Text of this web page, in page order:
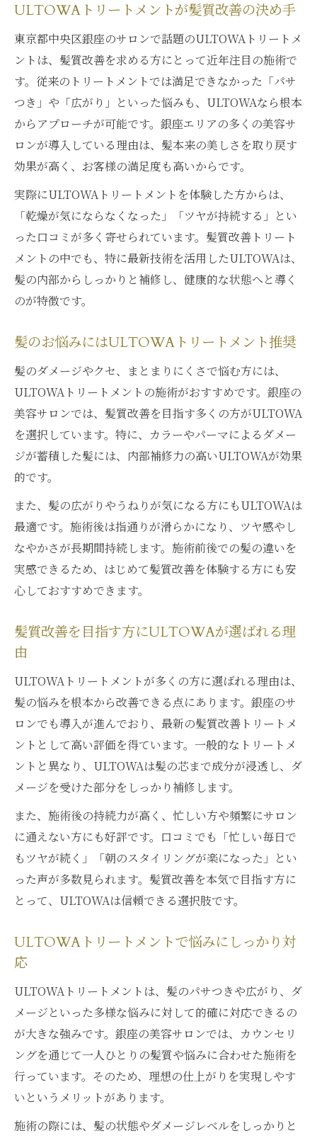
ULTOWAトリートメントが髪質改善の決め手
東京都中央区銀座のサロンで話題のULTOWAトリートメ
ントは、髪質改善を求める方にとって近年注目の施術で
す。従来のトリートメントでは満足できなかった「パサ
つき」や「広がり」といった悩みも、ULTOWAなら根本
からアプローチが可能です。銀座エリアの多くの美容サ
ロンが導入している理由は、髪本来の美しさを取り戻す
効果が高く、お客様の満足度も高いからです。
実際にULTOWAトリートメントを体験した方からは、
「乾燥が気にならなくなった」「ツヤが持続する」とい
った口コミが多く寄せられています。髪質改善トリート
メントの中でも、特に最新技術を活用したULTOWAは、
髪の内部からしっかりと補修し、健康的な状態へと導く
のが特徴です。
髪のお悩みにはULTOWAトリートメント推奨
髪のダメージやクセ、まとまりにくさで悩む方には、
ULTOWAトリートメントの施術がおすすめです。銀座の
美容サロンでは、髪質改善を目指す多くの方がULTOWA
を選択しています。特に、カラーやパーマによるダメー
ジが蓄積した髪には、内部補修力の高いULTOWAが効果
的です。
また、髪の広がりやうねりが気になる方にもULTOWAは
最適です。施術後は指通りが滑らかになり、ツヤ感やし
なやかさが長期間持続します。施術前後での髪の違いを
実感できるため、はじめて髪質改善を体験する方にも安
心しておすすめできます。
髪質改善を目指す方にULTOWAが選ばれる理
由
ULTOWAトリートメントが多くの方に選ばれる理由は、
髪の悩みを根本から改善できる点にあります。銀座のサ
ロンでも導入が進んでおり、最新の髪質改善トリートメ
ントとして高い評価を得ています。一般的なトリートメ
ントと異なり、ULTOWAは髪の芯まで成分が浸透し、ダ
メージを受けた部分をしっかり補修します。
また、施術後の持続力が高く、忙しい方や頻繁にサロン
に通えない方にも好評です。口コミでも「忙しい毎日で
もツヤが続く」「朝のスタイリングが楽になった」とい
った声が多数見られます。髪質改善を本気で目指す方に
とって、ULTOWAは信頼できる選択肢です。
ULTOWAトリートメントで悩みにしっかり対
応
ULTOWAトリートメントは、髪のパサつきや広がり、ダ
メージといった多様な悩みに対して的確に対応できるの
が大きな強みです。銀座の美容サロンでは、カウンセリ
ングを通じて一人ひとりの髪質や悩みに合わせた施術を
行っています。そのため、理想の仕上がりを実現しやす
いというメリットがあります。
施術の際には、髪の状態やダメージレベルをしっかりと